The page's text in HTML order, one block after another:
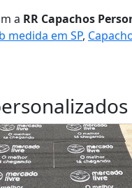
a RR Capachos
medida em SP,